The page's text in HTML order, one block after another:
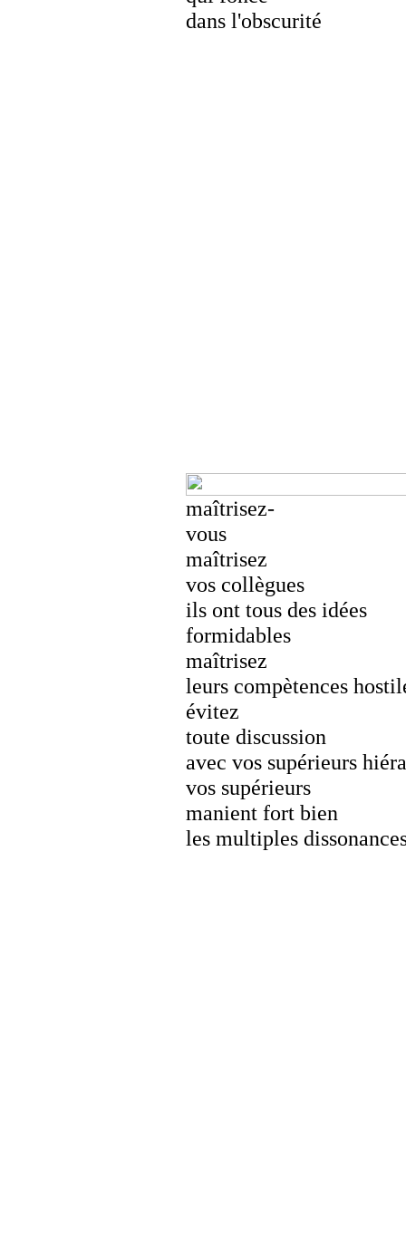
dans l'obscurité
maîtrisez-
vous
maîtrisez
vos collègues
ils ont tous des idées
formidables
maîtrisez
leurs compètences
évitez
toute discussion
avec vos supérieurs
vos supérieurs
manient fort bien
les multiples